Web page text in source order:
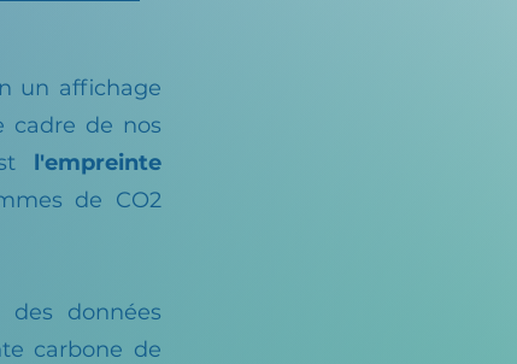
un affichage
cadre de nos
l'empreinte
de CO2
données
carbone de